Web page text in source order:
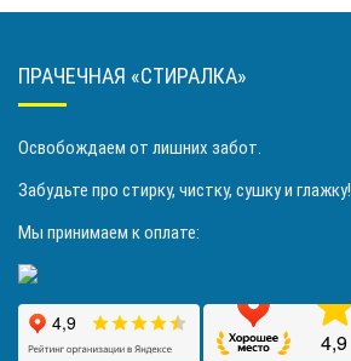
ПРАЧЕЧНАЯ «СТИРАЛКА»
Освобождаем от лишних забот.
Забудьте про стирку, чистку, сушку и глажку!
Мы принимаем к оплате: